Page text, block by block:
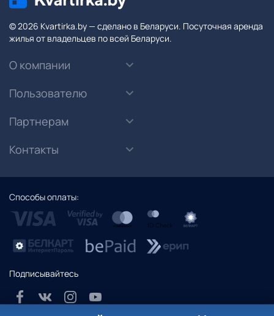
© 2026 Kvartirka.by — сделано в Беларуси. Посуточная аренда
жилья от владельцев по всей Беларуси.
О компании
Пользователю
Партнерам
Контакты
Способы оплаты:
Подписывайтесь